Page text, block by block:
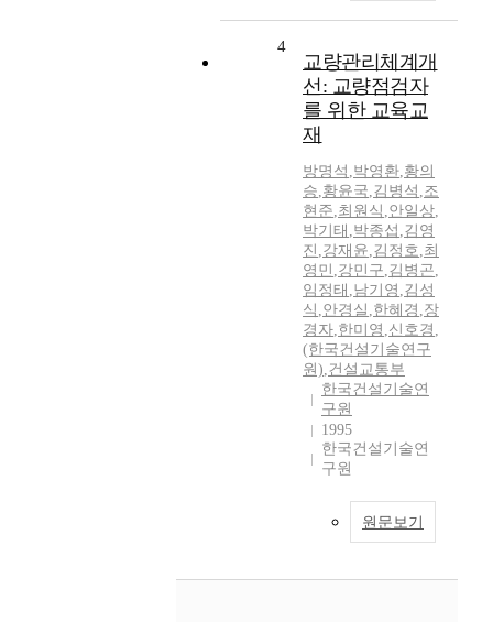
4
교량관리체계개
선: 교량점검자
를 위한 교육교
재
방명석 ,박영환,황의
승,황윤국,김병석 ,조
현준,최원식 ,안일상,
박기태 ,박종섭 ,김영
진 ,강재윤,김정호,최
영민 ,강민구,김병곤,
임정태 ,남기영 ,김성
식 ,안경실 ,한혜경 ,장
경자,한미영 ,신호경 ,
(한국건설기술연구
원),건설교통부
한국건설기술연
구원
1995
한국건설기술연
구원
원문보기